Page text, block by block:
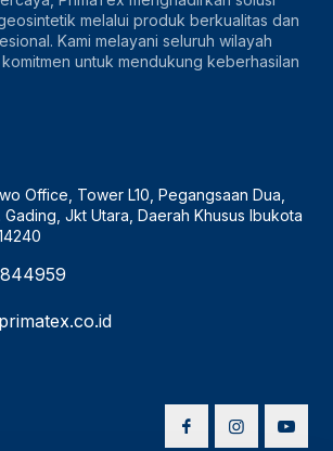
melalui produk berkualitas dan
Kami melayani seluruh wilayah
untuk mendukung keberhasilan
Office, Tower L10, Pegangsaan Dua,
Gading, Jkt Utara, Daerah Khusus Ibukota